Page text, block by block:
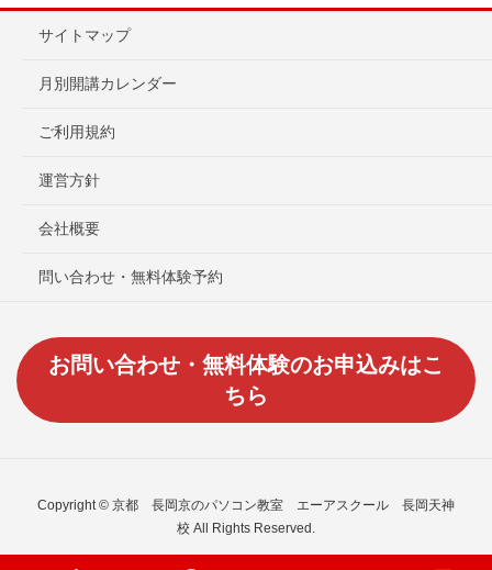
サイトマップ
月別開講カレンダー
ご利用規約
運営方針
会社概要
問い合わせ・無料体験予約
お問い合わせ・無料体験のお申込みはこ
ちら
Copyright © 京都 長岡京のパソコン教室 エーアスクール 長岡天神
校 All Rights Reserved.